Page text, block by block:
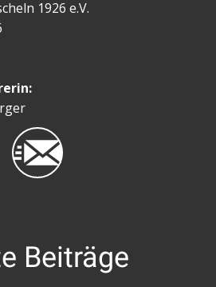
1926 e.V.
Beiträge